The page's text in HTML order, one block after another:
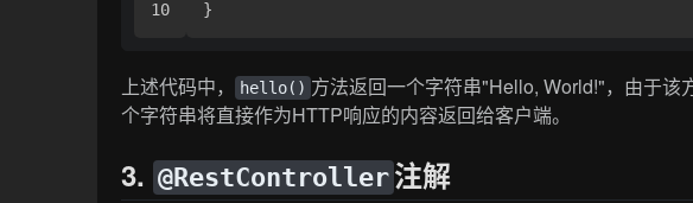
上述代码中， hello() 方法返回一个字符串"Hello, World!"，由于该
个字符串将直接作为HTTP响应的内容返回给客户端。
3.@RestController 注解